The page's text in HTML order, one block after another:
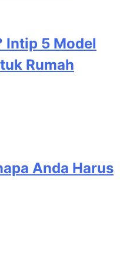
Intip 5 Model
Rumah
Anda Harus